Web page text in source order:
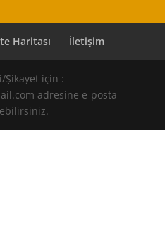
Haritası İletişim
Şikayet için :
adresine e-posta